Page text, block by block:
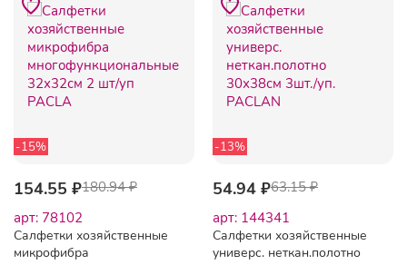
-15%
154.55 ₽180.94 ₽
арт: 78102
Салфетки хозяйственные
микрофибра
-13%
54.94 ₽63.15 ₽
арт: 144341
Салфетки хозяйственные
универс. неткан.полотно